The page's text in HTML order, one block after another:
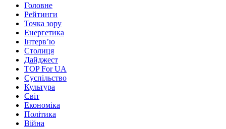
Головне
Рейтинги
Точка зору
Енергетика
Інтерв’ю
Столиця
Дайджест
TOP For UA
Суспiльство
Культура
Світ
Економіка
Політика
Війна